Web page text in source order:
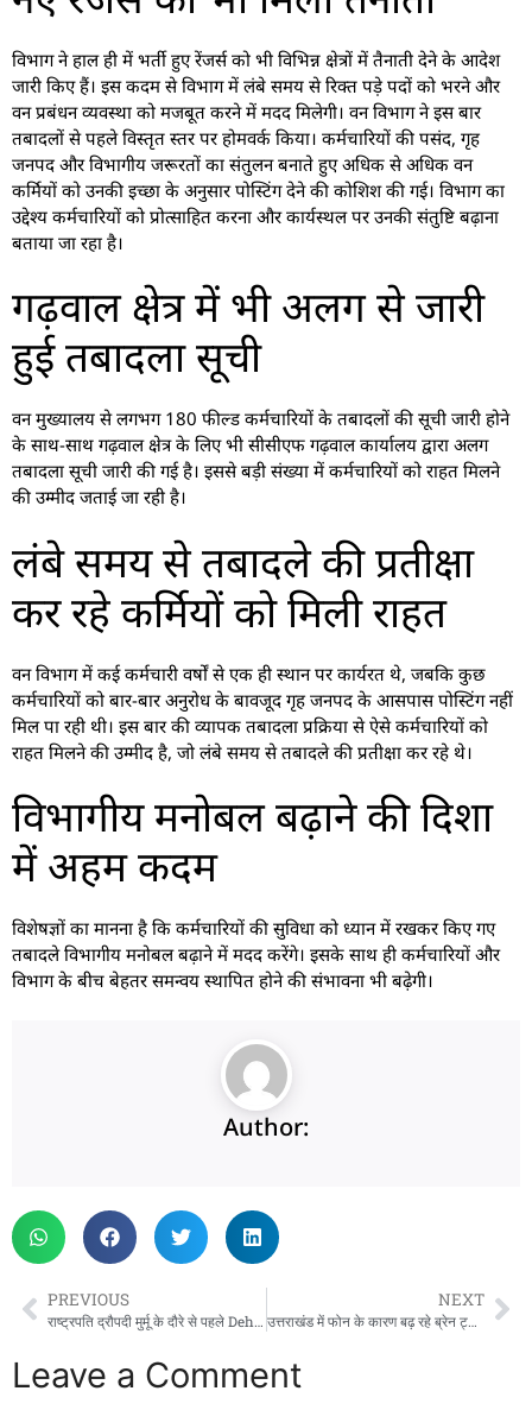
विभाग ने हाल ही में भर्ती हुए रेंजर्स को भी विभिन्न क्षेत्रों में तैनाती देने के आदेश
जारी किए हैं। इस कदम से विभाग में लंबे समय से रिक्त पड़े पदों को भरने और
वन प्रबंधन व्यवस्था को मजबूत करने में मदद मिलेगी। वन विभाग ने इस बार
तबादलों से पहले विस्तृत स्तर पर होमवर्क किया। कर्मचारियों की पसंद, गृह
जनपद और विभागीय जरूरतों का संतुलन बनाते हुए अधिक से अधिक वन
कर्मियों को उनकी इच्छा के अनुसार पोस्टिंग देने की कोशिश की गई। विभाग का
उद्देश्य कर्मचारियों को प्रोत्साहित करना और कार्यस्थल पर उनकी संतुष्टि बढ़ाना
बताया जा रहा है।
गढ़वाल क्षेत्र में भी अलग से जारी
हुई तबादला सूची
वन मुख्यालय से लगभग 180 फील्ड कर्मचारियों के तबादलों की सूची जारी होने
के साथ-साथ गढ़वाल क्षेत्र के लिए भी सीसीएफ गढ़वाल कार्यालय द्वारा अलग
तबादला सूची जारी की गई है। इससे बड़ी संख्या में कर्मचारियों को राहत मिलने
की उम्मीद जताई जा रही है।
लंबे समय से तबादले की प्रतीक्षा
कर रहे कर्मियों को मिली राहत
वन विभाग में कई कर्मचारी वर्षों से एक ही स्थान पर कार्यरत थे, जबकि कुछ
कर्मचारियों को बार-बार अनुरोध के बावजूद गृह जनपद के आसपास पोस्टिंग नहीं
मिल पा रही थी। इस बार की व्यापक तबादला प्रक्रिया से ऐसे कर्मचारियों को
राहत मिलने की उम्मीद है, जो लंबे समय से तबादले की प्रतीक्षा कर रहे थे।
विभागीय मनोबल बढ़ाने की दिशा
में अहम कदम
विशेषज्ञों का मानना है कि कर्मचारियों की सुविधा को ध्यान में रखकर किए गए
तबादले विभागीय मनोबल बढ़ाने में मदद करेंगे। इसके साथ ही कर्मचारियों और
विभाग के बीच बेहतर समन्वय स्थापित होने की संभावना भी बढ़ेगी।
Author:
PREVIOUS
राष्ट्रपति द्रौपदी मुर्मू के दौरे से पहले Dehradun पुलिस अलर्ट, यातायात प्लान जारी
NEXT
उत्तराखंड में फोन के कारण बढ़ रहे ब्रेन ट्यूमर के मामले, नजरअंदाज ना करें ये शुरुवाती लक्षण ऐसे करें बचाव
Leave a Comment